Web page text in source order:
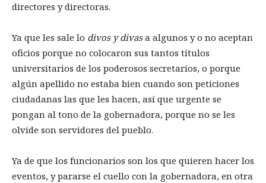
directores y directoras.
Ya que les sale lo divos y divasa algunos y o no aceptan
oficios porque no colocaron sus tantos títulos
universitarios de los poderosos secretarios, o porque
algún apellido no estaba bien cuando son peticiones
ciudadanas las que les hacen, así que urgente se
pongan al tono de la gobernadora, porque no se les
olvide son servidores del pueblo.
Ya de que los funcionarios son los que quieren hacer los
eventos, y pararse el cuello con la gobernadora, en otra